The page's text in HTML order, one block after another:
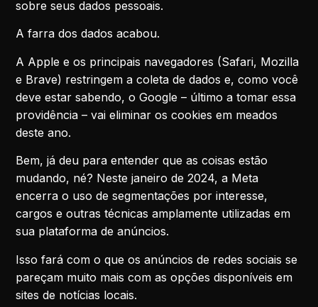
sobre seus dados pessoais.
A farra dos dados acabou.
A Apple e os principais navegadores (Safari, Mozilla
e Brave) restringem a coleta de dados e, como você
deve estar sabendo, o Google – último a tomar essa
providência – vai eliminar os cookies em meados
deste ano.
Bem, já deu para entender que as coisas estão
mudando, né? Neste janeiro de 2024, a Meta
encerra o uso de segmentações por interesse,
cargos e outras técnicas amplamente utilizadas em
sua plataforma de anúncios.
Isso fará com o que os anúncios de redes sociais se
pareçam muito mais com as opções disponíveis em
sites de notícias locais.